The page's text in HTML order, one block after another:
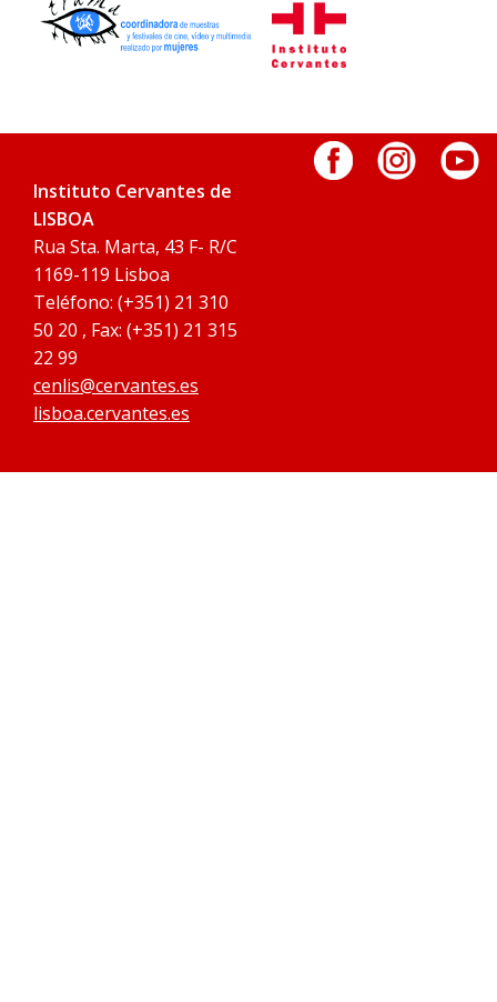
Instituto Cervantes de
LISBOA
Rua Sta. Marta, 43 F- R/C
1169-119 Lisboa
Teléfono: (+351) 21 310
50 20 , Fax: (+351) 21 315
22 99
cenlis@cervantes.es
lisboa.cervantes.es